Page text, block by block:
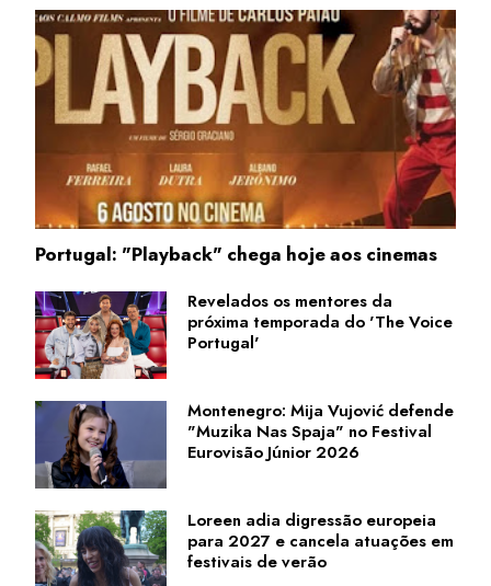
Portugal: "Playback" chega hoje aos cinemas
Revelados os mentores da
próxima temporada do 'The Voice
Portugal'
Montenegro: Mija Vujović defende
"Muzika Nas Spaja" no Festival
Eurovisão Júnior 2026
Loreen adia digressão europeia
para 2027 e cancela atuações em
festivais de verão